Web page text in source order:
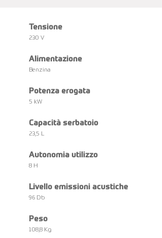
Tensione
230 V
Alimentazione
Benzina
Potenza erogata
5 kW
Capacità serbatoio
23,5 L
Autonomia utilizzo
8 H
Livello emissioni acustiche
96 Db
Peso
108,8 Kg